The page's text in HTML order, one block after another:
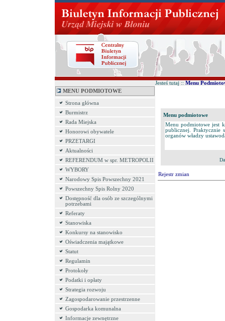
MENU PODMIOTOWE
Strona główna
Burmistrz
Rada Miejska
Honorowi obywatele
PRZETARGI
Aktualności
REFERENDUM w spr. METROPOLII
WYBORY
Narodowy Spis Powszechny 2021
Powszechny Spis Rolny 2020
Dostępność dla osób ze szczególnymi
potrzebami
Referaty
Stanowiska
Konkursy na stanowisko
Oświadczenia majątkowe
Statut
Regulamin
Protokoły
Podatki i opłaty
Strategia rozwoju
Zagospodarowanie przestrzenne
Gospodarka komunalna
Informacje zewnętrzne
Jesteś tutaj :: Menu
Menu podmiotowe
Menu podmiotowe jest
publicznej. Praktycznie
organów władzy
Rejestr zmian